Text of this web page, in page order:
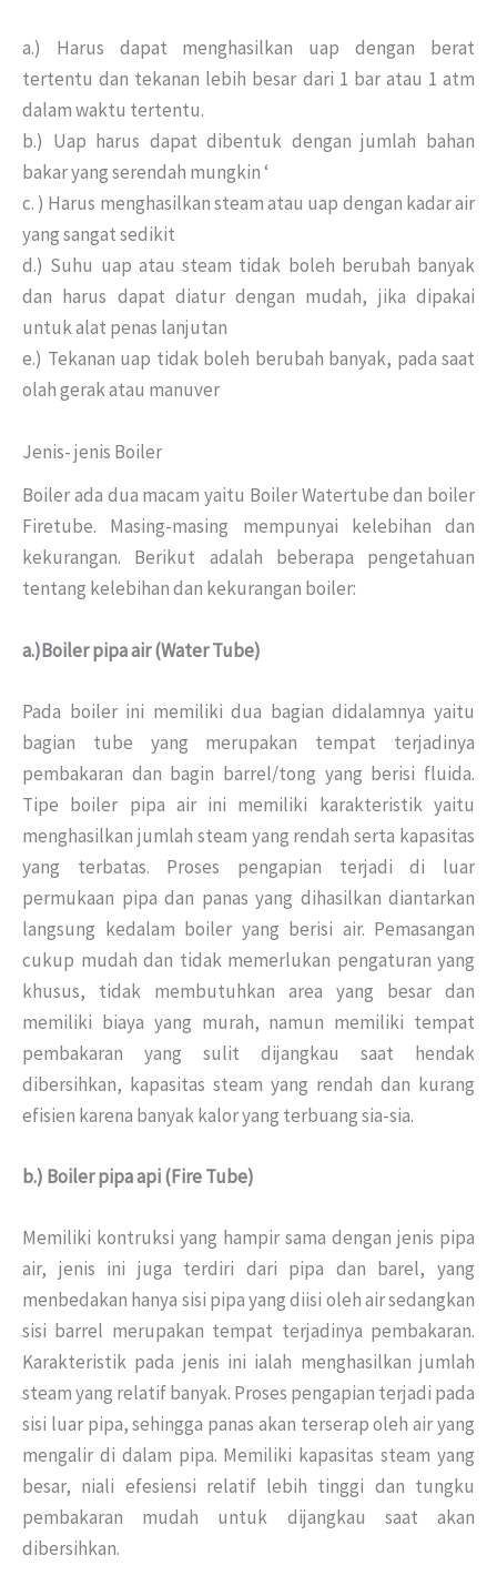
a.) Harus dapat menghasilkan uap dengan berat
tertentu dan tekanan lebih besar dari 1 bar atau 1 atm
dalam waktu tertentu.
b.) Uap harus dapat dibentuk dengan jumlah bahan
bakar yang serendah mungkin ‘
c. ) Harus menghasilkan steam atau uap dengan kadar air
yang sangat sedikit
d.) Suhu uap atau steam tidak boleh berubah banyak
dan harus dapat diatur dengan mudah, jika dipakai
untuk alat penas lanjutan
e.) Tekanan uap tidak boleh berubah banyak, pada saat
olah gerak atau manuver
Jenis- jenis Boiler
Boiler ada dua macam yaitu Boiler Watertube dan boiler
Firetube. Masing-masing mempunyai kelebihan dan
kekurangan. Berikut adalah beberapa pengetahuan
tentang kelebihan dan kekurangan boiler:
a.)Boiler pipa air (Water Tube)
Pada boiler ini memiliki dua bagian didalamnya yaitu
bagian tube yang merupakan tempat terjadinya
pembakaran dan bagin barrel/tong yang berisi fluida.
Tipe boiler pipa air ini memiliki karakteristik yaitu
menghasilkan jumlah steam yang rendah serta kapasitas
yang terbatas. Proses pengapian terjadi di luar
permukaan pipa dan panas yang dihasilkan diantarkan
langsung kedalam boiler yang berisi air. Pemasangan
cukup mudah dan tidak memerlukan pengaturan yang
khusus, tidak membutuhkan area yang besar dan
memiliki biaya yang murah, namun memiliki tempat
pembakaran yang sulit dijangkau saat hendak
dibersihkan, kapasitas steam yang rendah dan kurang
efisien karena banyak kalor yang terbuang sia-sia.
b.) Boiler pipa api (Fire Tube)
Memiliki kontruksi yang hampir sama dengan jenis pipa
air, jenis ini juga terdiri dari pipa dan barel, yang
menbedakan hanya sisi pipa yang diisi oleh air sedangkan
sisi barrel merupakan tempat terjadinya pembakaran.
Karakteristik pada jenis ini ialah menghasilkan jumlah
steam yang relatif banyak. Proses pengapian terjadi pada
sisi luar pipa, sehingga panas akan terserap oleh air yang
mengalir di dalam pipa. Memiliki kapasitas steam yang
besar, niali efesiensi relatif lebih tinggi dan tungku
pembakaran mudah untuk dijangkau saat akan
dibersihkan.